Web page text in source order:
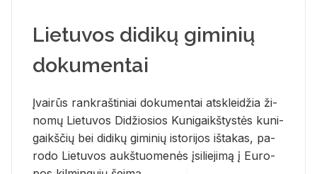
Lietuvos didikų giminių
dokumentai
Įvai­rūs rank­raš­ti­niai do­ku­men­tai at­sklei­džia ži­
no­mų Lie­tu­vos Di­džio­sios Ku­ni­gaikš­tys­tės ku­ni­
gaikš­čių bei di­di­kų gi­mi­nių is­to­ri­jos iš­ta­kas, pa­
ro­do Lie­tu­vos aukš­tuo­me­nės įsi­lie­ji­mą į Eu­ro­